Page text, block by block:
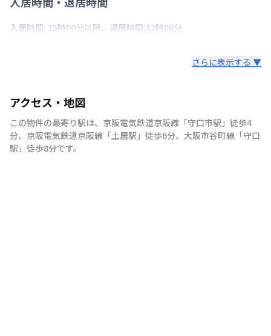
入居時間: 15時00分以降、退居時間:12時00分
さらに表示する ▼
アクセス・地図
この物件の最寄り駅は、 京阪電気鉄道京阪線 「守口市駅 」 徒歩4
分、 京阪電気鉄道京阪線 「土居駅 」 徒歩6分、 大阪市谷町線 「守口
駅 」 徒歩8分です。